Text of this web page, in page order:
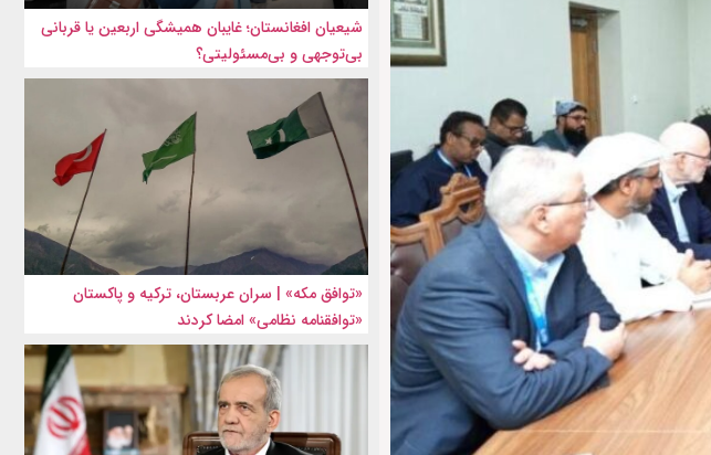
شیعیان افغانستان؛ غایبان همیشگی اربعین یا قربانی
بی‌توجهی و بی‌مسئولیتی؟
«توافق مکه» | سران عربستان، ترکیه و پاکستان
«توافقنامه نظامی» امضا کردند